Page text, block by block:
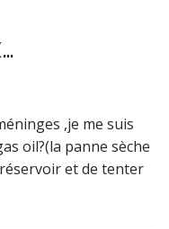
,je me suis
oil?(la panne sèche
et de tenter